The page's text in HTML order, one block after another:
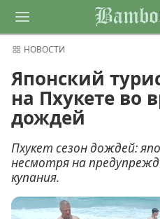
НОВОСТИ
Японский
на Пхукете во
дождей
Пхукет сезон дождей:
несмотря на
купания.